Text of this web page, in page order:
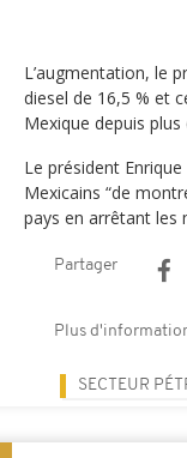
L’augmentation, le
diesel de 16,5 % et
Mexique depuis plus
Le président
Mexicains “de
pays en arrêtant les
Partager
Plus
SECTEUR